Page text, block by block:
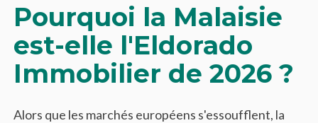
Pourquoi la Malaisie
est-elle l'Eldorado
Immobilier de 2026 ?
Alors que les marchés européens s'essoufflent, la